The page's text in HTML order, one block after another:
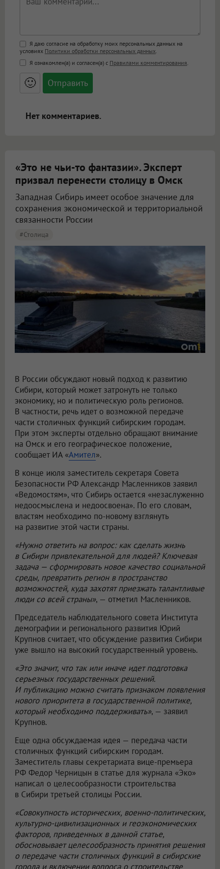
Поддержка HTML
<b>, <strong>, <u>, <i>, <em>, <s>, <big>,
<small>, <sup>, <sub>, <pre>, <ul>, <ol>, <li>,
<blockquote>, <code> экранирует HTML,
адреса URL автоматически становятся
ссылками, и [img]адрес[/img] будет
Я даю согласие на обработку моих персональных данных на
условиях Политики обработки персональных данных
Я ознакомлен(а) и согласен(а) с Правилами комментирования
🙂
Нет комментариев.
«Это не чьи-то фантазии». Эксперт
призвал перенести столицу в Омск
Западная Сибирь имеет особое значение для
сохранения экономической и территориальной
связанности России
#столица
В России обсуждают новый подход к развитию
Сибири, который может затронуть не только
экономику, но и политическую роль регионов.
В частности, речь идет о возможной передаче
части столичных функций сибирским городам.
При этом эксперты отдельно обращают внимание
на Омск и его географическое положение,
сообщает ИА «Амител».
В конце июля заместитель секретаря Совета
Безопасности РФ Александр Масленников заявил
«Ведомостям», что Сибирь остается «незаслуженно
недоосмыслена и недоосвоена». По его словам,
властям необходимо по-новому взглянуть
на развитие этой части страны.
«Нужно ответить на вопрос: как сделать жизнь
в Сибири привлекательной для людей? Ключевая
задача — сформировать новое качество социальной
среды, превратить регион в пространство
возможностей, куда захотят приезжать талантливые
люди со всей страны», — отметил Масленников.
Председатель наблюдательного совета Института
демографии и регионального развития Юрий
Крупнов считает, что обсуждение развития Сибири
уже вышло на высокий государственный уровень.
«Это значит, что так или иначе идет подготовка
серьезных государственных решений.
И публикацию можно считать признаком появления
нового приоритета в государственной политике,
который необходимо поддерживать», — заявил
Крупнов.
Еще одна обсуждаемая идея — передача части
столичных функций сибирским городам.
Заместитель главы секретариата вице-премьера
РФ Федор Черницын в статье для журнала «Эко»
написал о целесообразности строительства
в Сибири третьей столицы России.
«Совокупность исторических, военно-политических,
культурно-цивилизационных и геоэкономических
факторов, приведенных в данной статье,
обосновывает целесообразность принятия решения
о передаче части столичных функций в сибирские
города и включении вопроса о строительстве